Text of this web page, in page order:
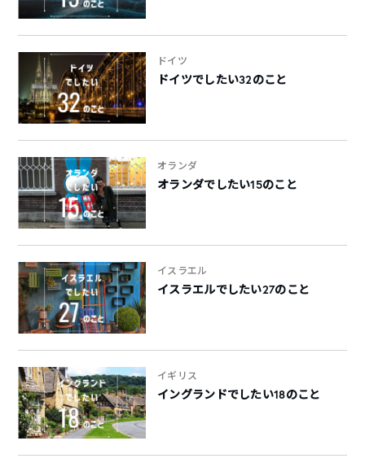
ドイツ
ドイツでしたい32のこと
オランダ
オランダでしたい15のこと
イスラエル
イスラエルでしたい27のこと
イギリス
イングランドでしたい18のこと